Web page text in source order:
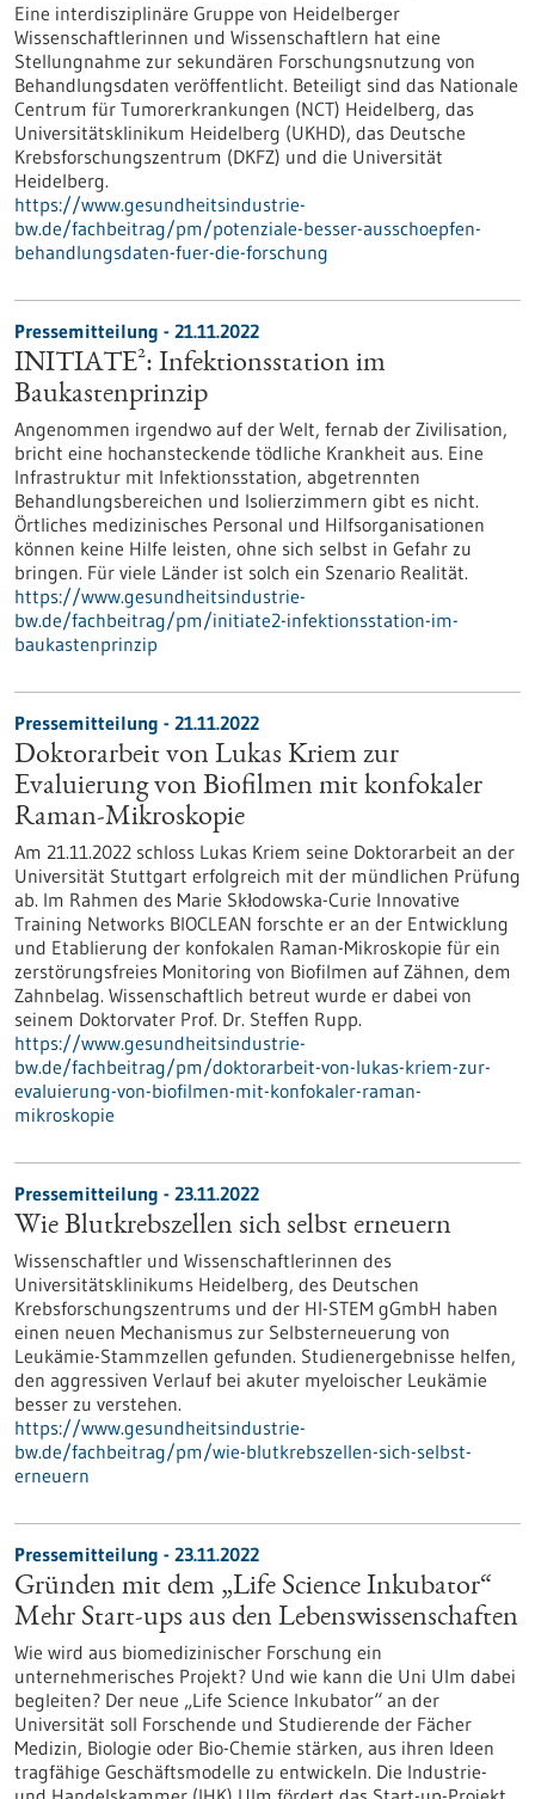
Eine interdisziplinäre Gruppe von Heidelberger
Wissenschaftlerinnen und Wissenschaftlern hat eine
Stellungnahme zur sekundären Forschungsnutzung von
Behandlungsdaten veröffentlicht. Beteiligt sind das Nationale
Centrum für Tumorerkrankungen (NCT) Heidelberg, das
Universitätsklinikum Heidelberg (UKHD), das Deutsche
Krebsforschungszentrum (DKFZ) und die Universität
Heidelberg.
https://www.gesundheitsindustrie-
bw.de/fachbeitrag/pm/potenziale-besser-ausschoepfen-
behandlungsdaten-fuer-die-forschung
Pressemitteilung - 21.11.2022
INITIATE²: Infektionsstation im
Baukastenprinzip
Angenommen irgendwo auf der Welt, fernab der Zivilisation,
bricht eine hochansteckende tödliche Krankheit aus. Eine
Infrastruktur mit Infektionsstation, abgetrennten
Behandlungsbereichen und Isolierzimmern gibt es nicht.
Örtliches medizinisches Personal und Hilfsorganisationen
können keine Hilfe leisten, ohne sich selbst in Gefahr zu
bringen. Für viele Länder ist solch ein Szenario Realität.
https://www.gesundheitsindustrie-
bw.de/fachbeitrag/pm/initiate2-infektionsstation-im-
baukastenprinzip
Pressemitteilung - 21.11.2022
Doktorarbeit von Lukas Kriem zur
Evaluierung von Biofilmen mit konfokaler
Raman-Mikroskopie
Am 21.11.2022 schloss Lukas Kriem seine Doktorarbeit an der
Universität Stuttgart erfolgreich mit der mündlichen Prüfung
ab. Im Rahmen des Marie Skłodowska-Curie Innovative
Training Networks BIOCLEAN forschte er an der Entwicklung
und Etablierung der konfokalen Raman-Mikroskopie für ein
zerstörungsfreies Monitoring von Biofilmen auf Zähnen, dem
Zahnbelag. Wissenschaftlich betreut wurde er dabei von
seinem Doktorvater Prof. Dr. Steffen Rupp.
https://www.gesundheitsindustrie-
bw.de/fachbeitrag/pm/doktorarbeit-von-lukas-kriem-zur-
evaluierung-von-biofilmen-mit-konfokaler-raman-
mikroskopie
Pressemitteilung - 23.11.2022
Wie Blutkrebszellen sich selbst erneuern
Wissenschaftler und Wissenschaftlerinnen des
Universitätsklinikums Heidelberg, des Deutschen
Krebsforschungszentrums und der HI-STEM gGmbH haben
einen neuen Mechanismus zur Selbsterneuerung von
Leukämie-Stammzellen gefunden. Studienergebnisse helfen,
den aggressiven Verlauf bei akuter myeloischer Leukämie
besser zu verstehen.
https://www.gesundheitsindustrie-
bw.de/fachbeitrag/pm/wie-blutkrebszellen-sich-selbst-
erneuern
Pressemitteilung - 23.11.2022
Gründen mit dem „Life Science Inkubator“
Mehr Start-ups aus den Lebenswissenschaften
Wie wird aus biomedizinischer Forschung ein
unternehmerisches Projekt? Und wie kann die Uni Ulm dabei
begleiten? Der neue „Life Science Inkubator“ an der
Universität soll Forschende und Studierende der Fächer
Medizin, Biologie oder Bio-Chemie stärken, aus ihren Ideen
tragfähige Geschäftsmodelle zu entwickeln. Die Industrie-